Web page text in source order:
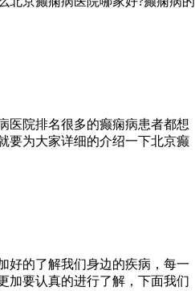
医院排名很多的癫痫病患者都想
要为大家详细的介绍一下北京癫
好的了解我们身边的疾病，每一
加要认真的进行了解，下面我们